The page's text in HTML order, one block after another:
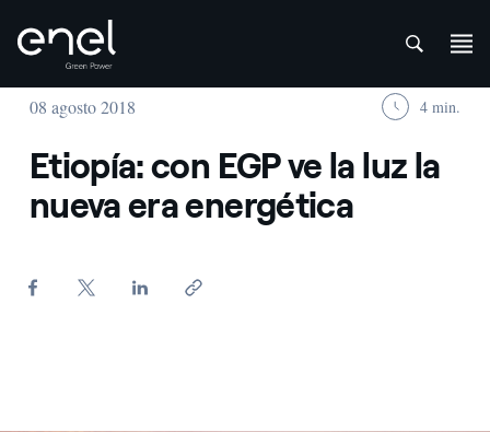
Saltar al contenido
08 agosto 2018 4 min.
Etiopía: con EGP ve la luz la
nueva era energética